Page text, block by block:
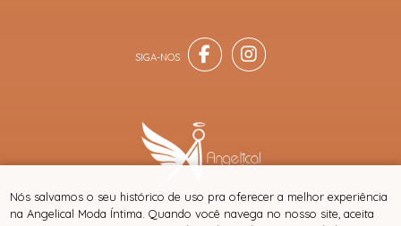
® TODOS DIREITOS RESERVADOS
Nós salvamos o seu histórico de uso pra oferecer a melhor experiência
na Angelical Moda Íntima. Quando você navega no nosso site, aceita